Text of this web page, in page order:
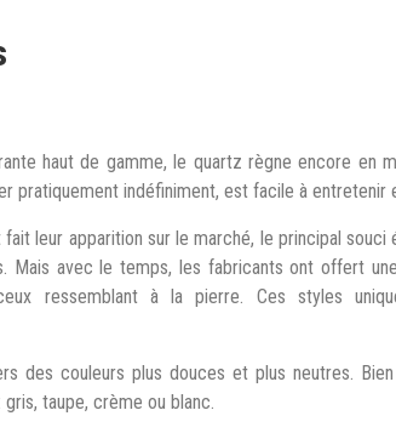
haut de gamme, le quartz règne encore en
pratiquement indéfiniment, est facile à entretenir
leur apparition sur le marché, le principal souci
Mais avec le temps, les fabricants ont offert
ressemblant à la pierre. Ces styles
des couleurs plus douces et plus neutres.
taupe, crème ou blanc.